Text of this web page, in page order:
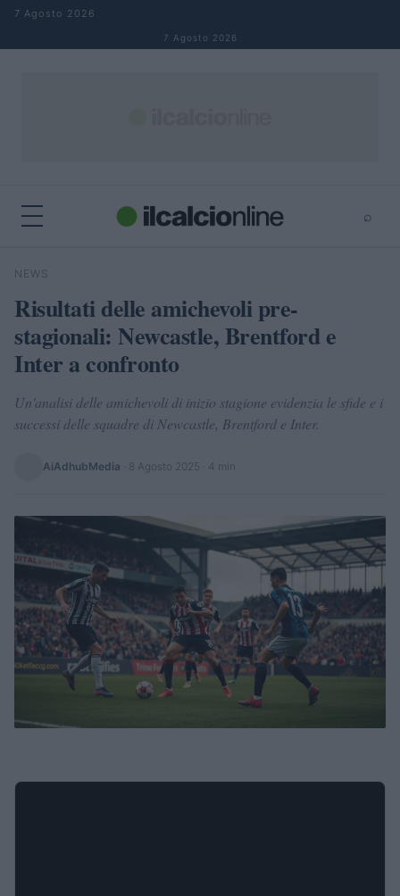
Salta al contenuto
7 Agosto 2026
7 Agosto 2026
⌕
Cerca
NEWS
Risultati delle amichevoli pre-
stagionali: Newcastle, Brentford e
Inter a confronto
Un'analisi delle amichevoli di inizio stagione evidenzia le sfide e i
successi delle squadre di Newcastle, Brentford e Inter.
AiAdhubMedia 8 Agosto 2025 · 4 min